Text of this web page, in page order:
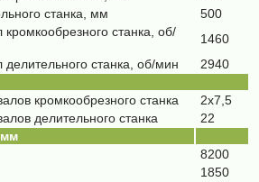
станка, мм
500
станка, об/
1460
станка, об/мин
2940
кромкообрезного станка
2х7,5
делительного станка
22
8200
1850